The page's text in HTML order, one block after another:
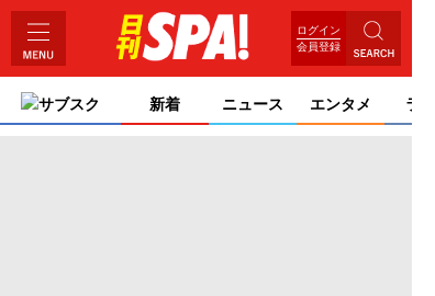
ログイン
会員登録
サブスク 新着 ニュース エンタメ ライ